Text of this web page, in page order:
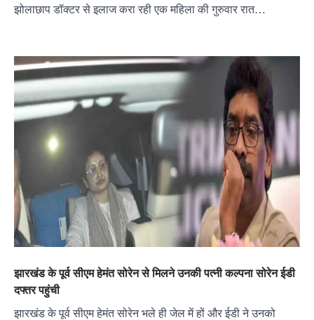
झोलाछाप डॉक्टर से इलाज करा रही एक महिला की गुरुवार रात…
झारखंड के पूर्व सीएम हेमंत सोरेन से मिलने उनकी पत्नी कल्पना सोरेन ईडी
दफ्तर पहुंची
झारखंड के पूर्व सीएम हेमंत सोरेन भले ही जेल में हों और ईडी ने उनको